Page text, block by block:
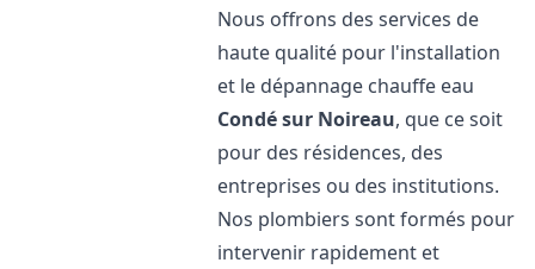
Nous offrons des services de
haute qualité pour l'installation
et le dépannage chauffe eau
Condé sur Noireau, que ce soit
pour des résidences, des
entreprises ou des institutions.
Nos plombiers sont formés pour
intervenir rapidement et